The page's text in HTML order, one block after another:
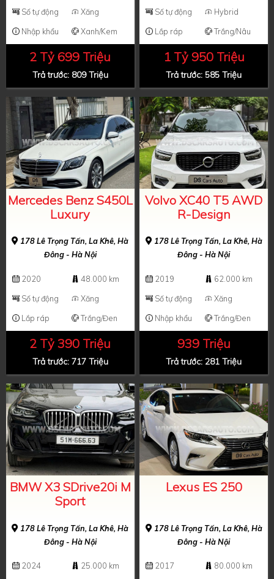
Số tự động
Xăng
Nhập khẩu
Xanh/Kem
2 Tỷ 699 Triệu
Trả trước: 809 Triệu
Số tự động
Hybrid
Lắp ráp
Trắng/Nâu
1 Tỷ 950 Triệu
Trả trước: 585 Triệu
Mercedes Benz S450L
Luxury
178 Lê Trọng Tấn, La Khê, Hà
Đông - Hà Nội
2020
48.000 km
Số tự động
Xăng
Lắp ráp
Trắng/Đen
2 Tỷ 390 Triệu
Trả trước: 717 Triệu
Volvo XC40 T5 AWD
R-Design
178 Lê Trọng Tấn, La Khê, Hà
Đông - Hà Nội
2019
62.000 km
Số tự động
Xăng
Nhập khẩu
Trắng/Đen
939 Triệu
Trả trước: 281 Triệu
BMW X3 SDrive20i M
Sport
178 Lê Trọng Tấn, La Khê, Hà
Đông - Hà Nội
2024
25.000 km
Lexus ES 250
178 Lê Trọng Tấn, La Khê, Hà
Đông - Hà Nội
2017
80.000 km